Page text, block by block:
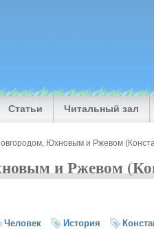
Статьи Читальный зал
Юхновым и Ржевом
и Ржевом
Человек История